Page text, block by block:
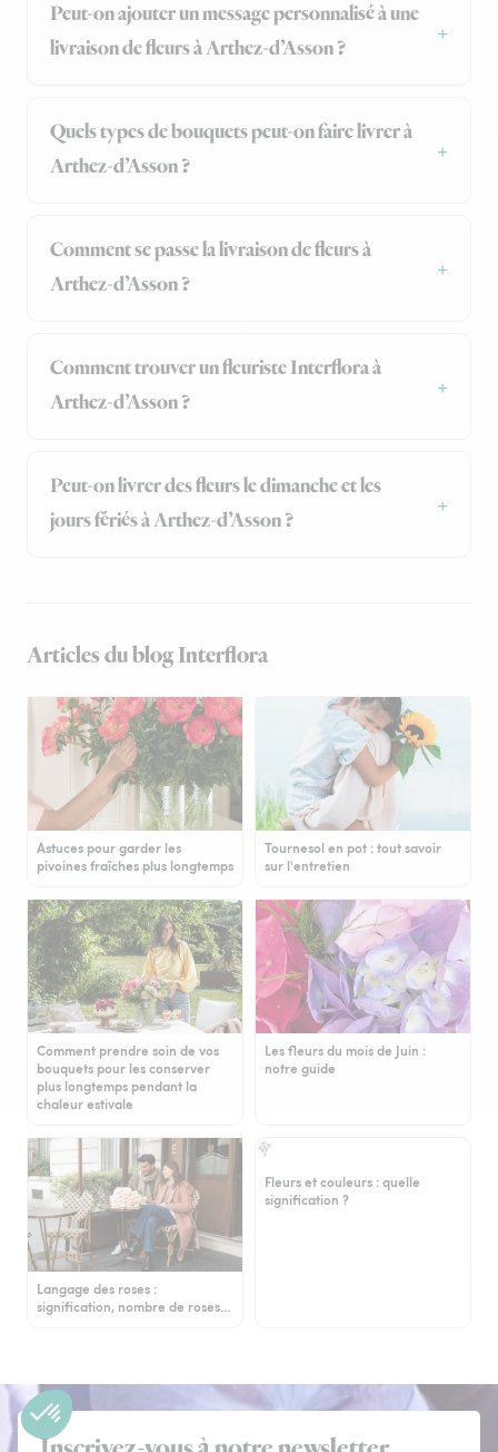
Peut-on ajouter un message personnalisé à une
livraison de fleurs à Arthez-d’Asson ?
Quels types de bouquets peut-on faire livrer à
Arthez-d’Asson ?
Comment se passe la livraison de fleurs à
Arthez-d’Asson ?
Comment trouver un fleuriste Interflora à
Arthez-d’Asson ?
Peut-on livrer des fleurs le dimanche et les
jours fériés à Arthez-d’Asson ?
Articles du blog Interflora
Astuces pour garder les
pivoines fraîches plus longtemps
Tournesol en pot : tout savoir
sur l'entretien
Comment prendre soin de vos
bouquets pour les conserver
plus longtemps pendant la
chaleur estivale
Les fleurs du mois de Juin :
notre guide
Langage des roses :
signification, nombre de roses…
Fleurs et couleurs : quelle
signification ?